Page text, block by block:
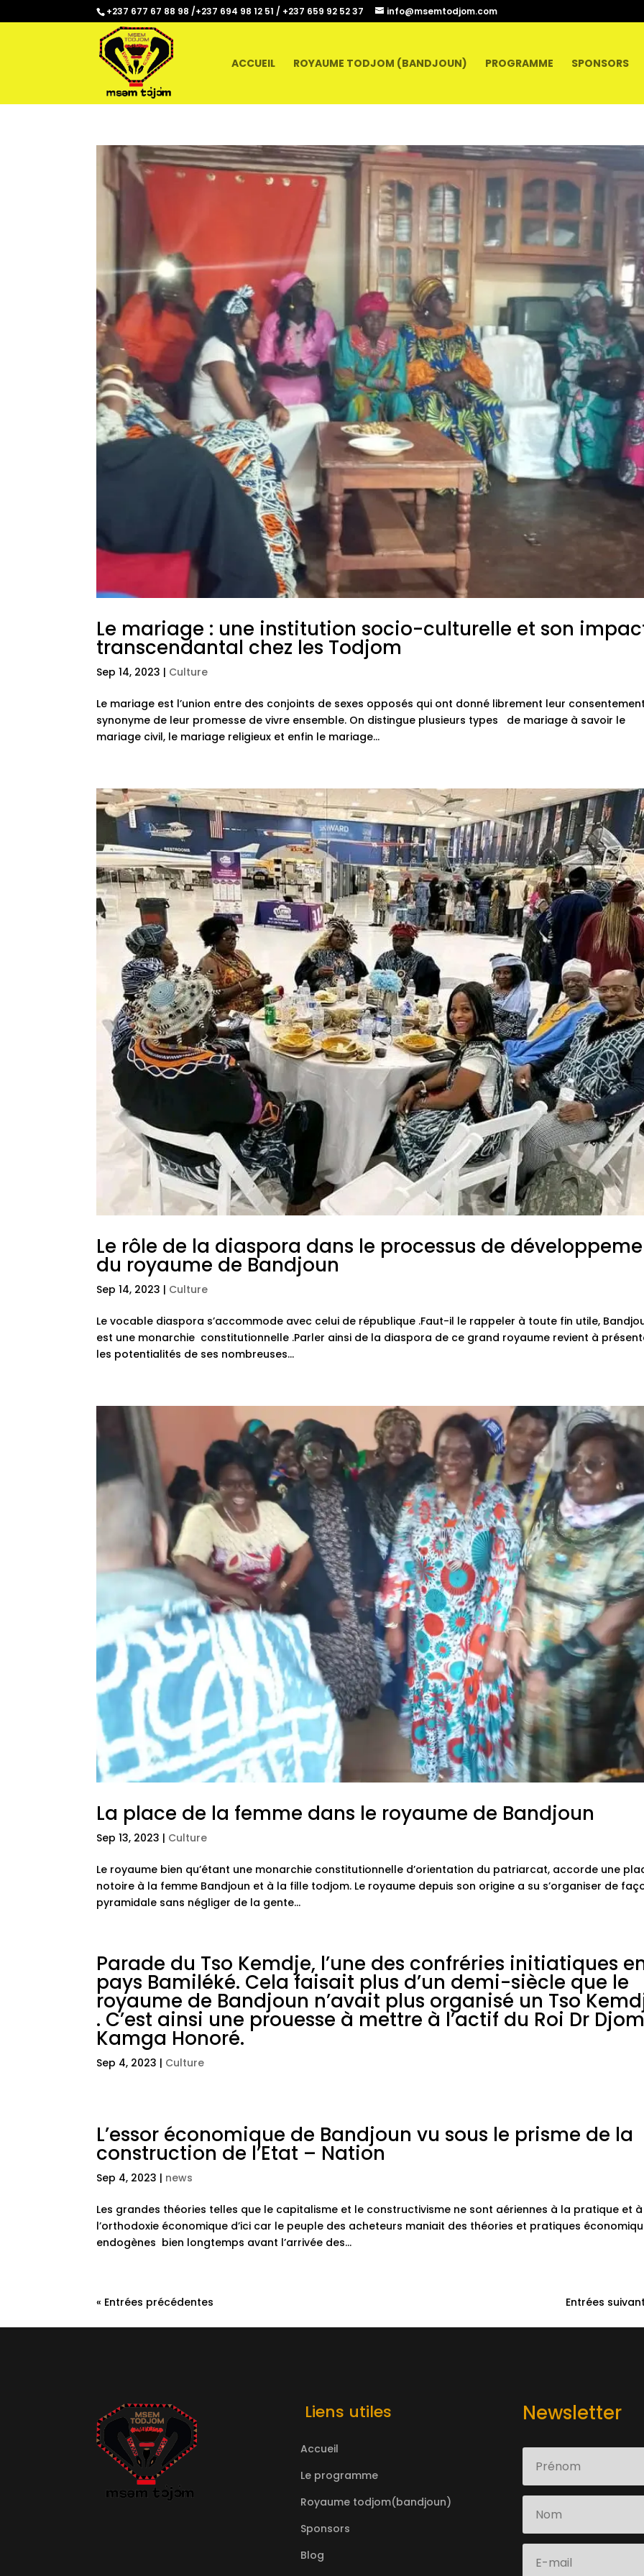
+237 677 67 88 98 /+237 694 98 12 51 / +237 659 92 52 37 info@msemtodjom.com
ACCUEIL ROYAUME TODJOM (BANDJOUN) PROGRAMME SPONSORS
Le mariage : une institution socio-culturelle et son
transcendantal chez les Todjom
Sep 14, 2023 | Culture
Le mariage est l’union entre des conjoints de sexes opposés qui ont donné librement leur
synonyme de leur promesse de vivre ensemble. On distingue plusieurs types de mariage à savoir le
mariage civil, le mariage religieux et enfin le mariage...
Le rôle de la diaspora dans le processus de
du royaume de Bandjoun
Sep 14, 2023 | Culture
Le vocable diaspora s’accommode avec celui de république .Faut-il le rappeler à toute fin utile,
est une monarchie constitutionnelle .Parler ainsi de la diaspora de ce grand royaume revient à
les potentialités de ses nombreuses...
La place de la femme dans le royaume de Bandjoun
Sep 13, 2023 | Culture
Le royaume bien qu’étant une monarchie constitutionnelle d’orientation du patriarcat, accorde une
notoire à la femme Bandjoun et à la fille todjom. Le royaume depuis son origine a su s’organiser de
pyramidale sans négliger de la gente...
Parade du Tso Kemdje, l’une des confréries initiatiques
pays Bamiléké. Cela faisait plus d’un demi-siècle que le
royaume de Bandjoun n’avait plus organisé un Tso
. C’est ainsi une prouesse à mettre à l’actif du Roi Dr
Kamga Honoré.
Sep 4, 2023 | Culture
L’essor économique de Bandjoun vu sous le prisme de la
construction de l’Etat – Nation
Sep 4, 2023 | news
Les grandes théories telles que le capitalisme et le constructivisme ne sont aériennes à la pratique et à
l’orthodoxie économique d’ici car le peuple des acheteurs maniait des théories et pratiques
endogènes bien longtemps avant l’arrivée des...
« Entrées précédentes Entrées
Liens utiles
Accueil
Le programme
Royaume todjom(bandjoun)
Sponsors
Blog
Newsletter